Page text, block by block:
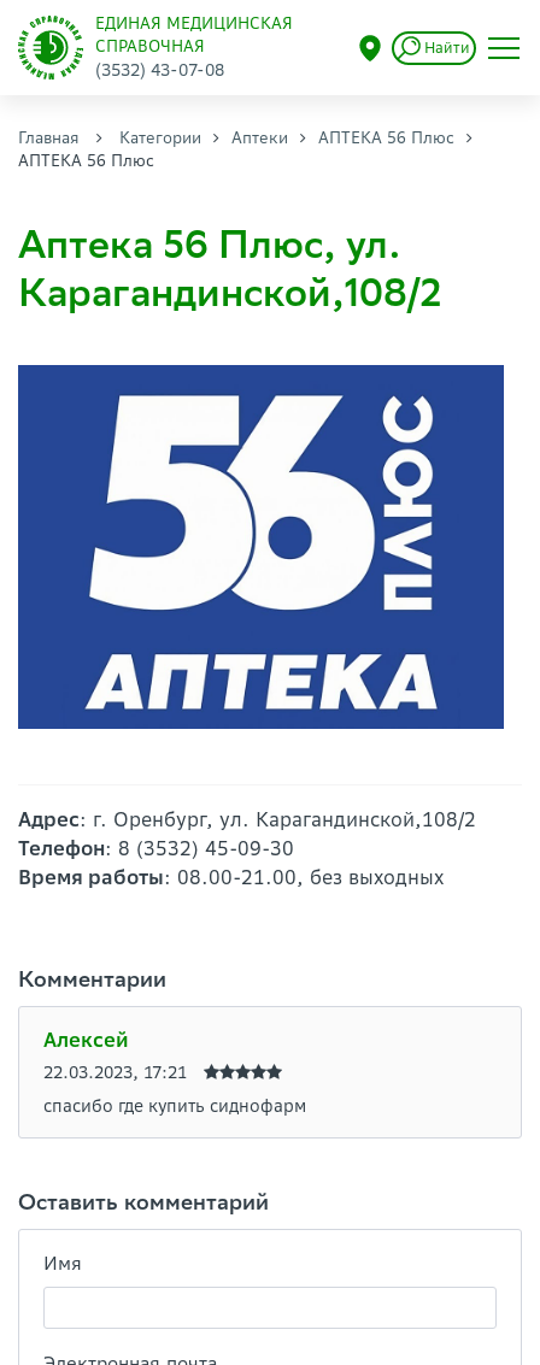
ЕДИНАЯ МЕДИЦИНСКАЯ
СПРАВОЧНАЯ
(3532) 43-07-08
Найти
Главная Категории Аптеки
АПТЕКА 56 Плюс
АПТЕКА 56 Плюс
Аптека 56 Плюс, ул.
Карагандинской,108/2
Адрес: г. Оренбург, ул. Карагандинской,108/2
Телефон: 8 (3532) 45-09-30
Время работы: 08.00-21.00, без выходных
Комментарии
Алексей
22.03.2023, 17:21
спасибо где купить сиднофарм
Оставить комментарий
Имя